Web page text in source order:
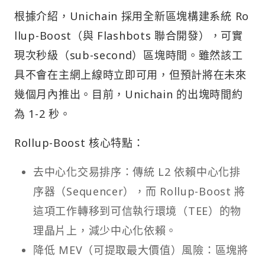
根據介紹，Unichain 採用全新區塊構建系統 Ro
llup-Boost（與 Flashbots 聯合開發），可實
現次秒級（sub-second）區塊時間。雖然該工
具不會在主網上線時立即可用，但預計將在未來
幾個月內推出。目前，Unichain 的出塊時間約
為 1-2 秒。
Rollup-Boost 核心特點：
去中心化交易排序：傳統 L2 依賴中心化排
序器（Sequencer），而 Rollup-Boost 將
這項工作轉移到可信執行環境（TEE）的物
理晶片上，減少中心化依賴。
降低 MEV（可提取最大價值）風險：區塊將